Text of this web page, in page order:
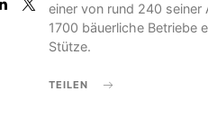
einer von rund 240 seiner
1700 bäuerliche Betriebe
Stütze.
TEILEN